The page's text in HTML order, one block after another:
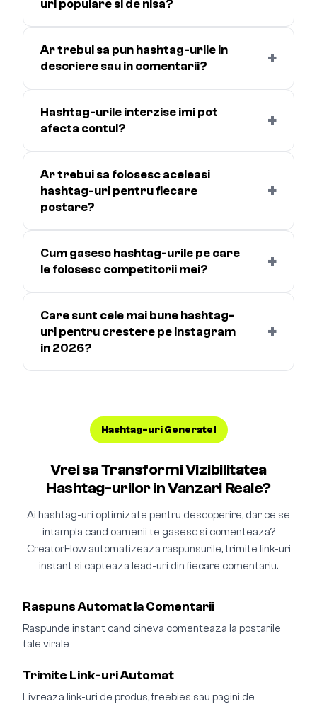
uri populare si de nisa?
Ar trebui sa pun hashtag-urile in
descriere sau in comentarii?
+
Hashtag-urile interzise imi pot
afecta contul?
+
Ar trebui sa folosesc aceleasi
hashtag-uri pentru fiecare
postare?
+
Cum gasesc hashtag-urile pe care
le folosesc competitorii mei?
+
Care sunt cele mai bune hashtag-
uri pentru crestere pe Instagram
in 2026?
+
Hashtag-uri Generate!
Vrei sa Transformi Vizibilitatea
Hashtag-urilor in Vanzari Reale?
Ai hashtag-uri optimizate pentru descoperire, dar ce se
intampla cand oamenii te gasesc si comenteaza?
CreatorFlow automatizeaza raspunsurile, trimite link-uri
instant si capteaza lead-uri din fiecare comentariu.
Raspuns Automat la Comentarii
Raspunde instant cand cineva comenteaza la postarile
tale virale
Trimite Link-uri Automat
Livreaza link-uri de produs, freebies sau pagini de